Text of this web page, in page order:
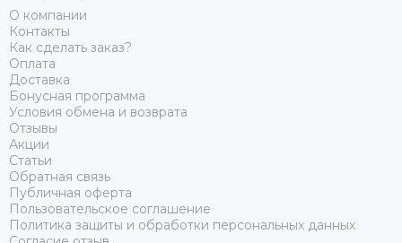
О компании
Контакты
Как сделать заказ?
Оплата
Доставка
Бонусная программа
Условия обмена и возврата
Отзывы
Акции
Статьи
Обратная связь
Публичная оферта
Пользовательское соглашение
Политика защиты и обработки персональных данных